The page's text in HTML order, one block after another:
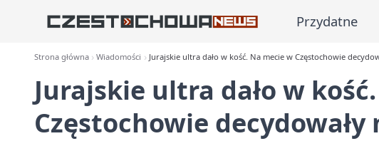
Przydatne
Strona główna Wiadomości Jurajskie ultra dało w kość. Na mecie w Częstochowie
Jurajskie ultra dało w
Częstochowie